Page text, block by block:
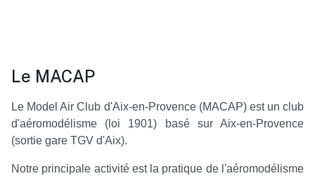
Le MACAP
Le Model Air Club d'Aix-en-Provence (MACAP) est un club
d'aéromodélisme (loi 1901) basé sur Aix-en-Provence
(sortie gare TGV d'Aix).
Notre principale activité est la pratique de l'aéromodélisme